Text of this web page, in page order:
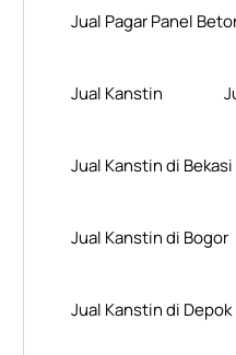
Jual Pagar Panel
Jual Kanstin
Jual Kanstin di Bekasi
Jual Kanstin di Bogor
Jual Kanstin di Depok